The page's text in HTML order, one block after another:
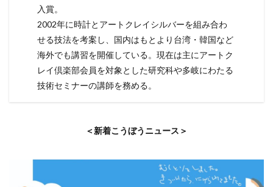
入賞。
2002年に時計とアートクレイシルバーを組み合わ
せる技法を考案し、国内はもとより台湾・韓国など
海外でも講習を開催している。現在は主にアートク
レイ倶楽部会員を対象とした研究科や多岐にわたる
技術セミナーの講師を務める。
＜新着こうぼうニュース＞